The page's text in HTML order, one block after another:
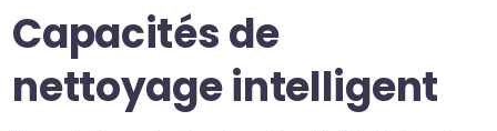
Capacités de
nettoyage intelligent